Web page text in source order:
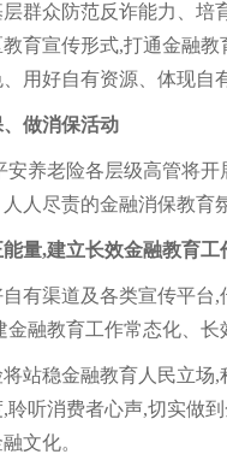
层群众防范反诈能力、培
育宣传形式,打通金融
用好自有资源、体现自
做消保活动
安养老险各层级高管将
人尽责的金融消保教育
量,建立长效金融教育工
有渠道及各类宣传平台
融教育工作常态化、长
站稳金融教育人民立场
聆听消费者心声,切实做
文化。